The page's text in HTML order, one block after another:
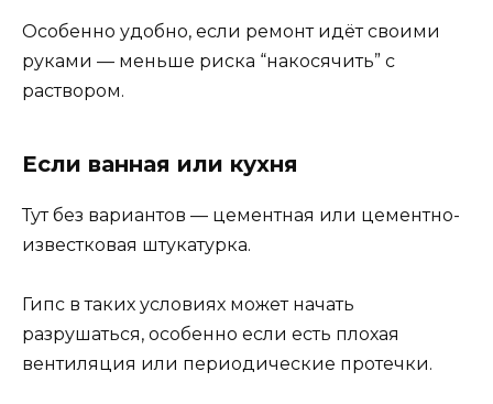
Особенно удобно, если ремонт идёт своими
руками — меньше риска “накосячить” с
раствором.
Если ванная или кухня
Тут без вариантов — цементная или цементно-
известковая штукатурка.
Гипс в таких условиях может начать
разрушаться, особенно если есть плохая
вентиляция или периодические протечки.